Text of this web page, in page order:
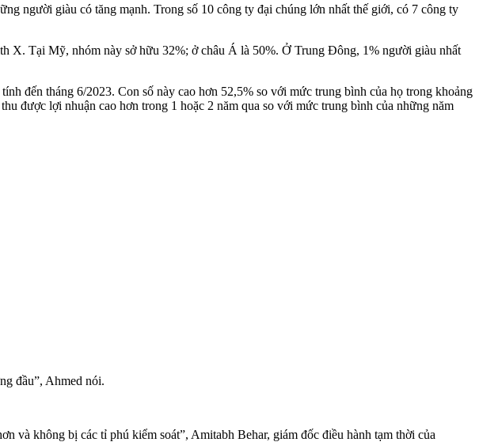
người giàu có tăng mạnh. Trong số 10 công ty đại chúng lớn nhất thế giới, có 7 công ty
X. Tại Mỹ, nhóm này sở hữu 32%; ở châu Á là 50%. Ở Trung Đông, 1% người giàu nhất
đến tháng 6/2023. Con số này cao hơn 52,5% so với mức trung bình của họ trong khoảng
được lợi nhuận cao hơn trong 1 hoặc 2 năm qua so với mức trung bình của những năm
đầu”, Ahmed nói.
và không bị các tỉ phú kiểm soát”, Amitabh Behar, giám đốc điều hành tạm thời của